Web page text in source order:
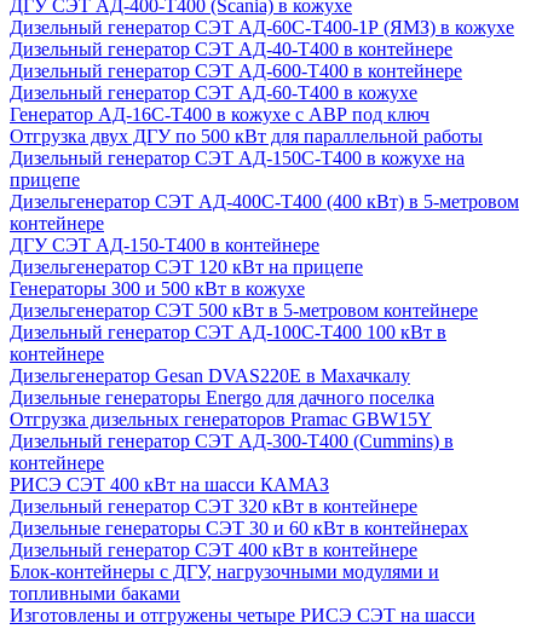
ДГУ СЭТ АД-400-Т400 (Scania) в кожухе
Дизельный генератор СЭТ АД-60С-Т400-1Р (ЯМЗ) в кожухе
Дизельный генератор СЭТ АД-40-Т400 в контейнере
Дизельный генератор СЭТ АД-600-Т400 в контейнере
Дизельный генератор СЭТ АД-60-Т400 в кожухе
Генератор АД-16С-Т400 в кожухе с АВР под ключ
Отгрузка двух ДГУ по 500 кВт для параллельной работы
Дизельный генератор СЭТ АД-150С-Т400 в кожухе на
прицепе
Дизельгенератор СЭТ АД-400С-Т400 (400 кВт) в 5-метровом
контейнере
ДГУ СЭТ АД-150-Т400 в контейнере
Дизельгенератор СЭТ 120 кВт на прицепе
Генераторы 300 и 500 кВт в кожухе
Дизельгенератор СЭТ 500 кВт в 5-метровом контейнере
Дизельный генератор СЭТ АД-100С-Т400 100 кВт в
контейнере
Дизельгенератор Gesan DVAS220E в Махачкалу
Дизельные генераторы Energo для дачного поселка
Отгрузка дизельных генераторов Pramac GВW15Y
Дизельный генератор СЭТ АД-300-Т400 (Cummins) в
контейнере
РИСЭ СЭТ 400 кВт на шасси КАМАЗ
Дизельный генератор СЭТ 320 кВт в контейнере
Дизельные генераторы СЭТ 30 и 60 кВт в контейнерах
Дизельный генератор СЭТ 400 кВт в контейнере
Блок-контейнеры с ДГУ, нагрузочными модулями и
топливными баками
Изготовлены и отгружены четыре РИСЭ СЭТ на шасси